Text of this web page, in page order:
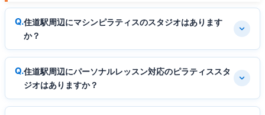
住道駅周辺にマシンピラティスのスタジオはあります
か？
住道駅周辺にパーソナルレッスン対応のピラティススタ
ジオはありますか？